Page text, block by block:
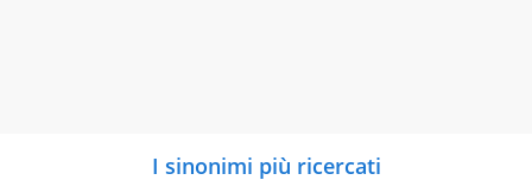
I sinonimi più ricercati